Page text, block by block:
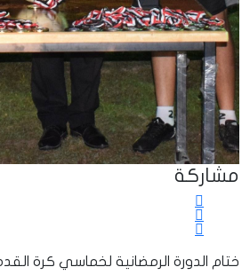
مشاركة
ختام الدورة الرمضانية لخماسي كرة